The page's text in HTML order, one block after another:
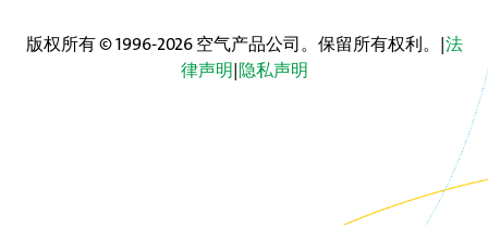
版权所有 © 1996-2026 空气产品公司。保留所有权利。|法
律声明|隐私声明